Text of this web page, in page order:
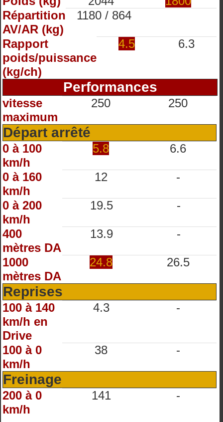
Répartition
AV/AR (kg)
1180 / 864
Rapport
poids/puissance
(kg/ch)
4.5 6.3
Performances
vitesse
maximum
250 250
Départ arrêté
0 à 100
km/h
5.8 6.6
0 à 160
km/h
12 -
0 à 200
km/h
19.5 -
400
mètres DA
13.9 -
1000
mètres DA
24.8 26.5
Reprises
100 à 140
km/h en
Drive
4.3 -
100 à 0
km/h
38 -
Freinage
200 à 0
km/h
141 -